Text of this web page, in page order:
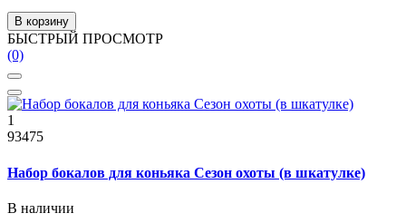
В корзину
БЫСТРЫЙ ПРОСМОТР
(0)
1
93475
Набор бокалов для коньяка Сезон охоты (в шкатулке)
В наличии